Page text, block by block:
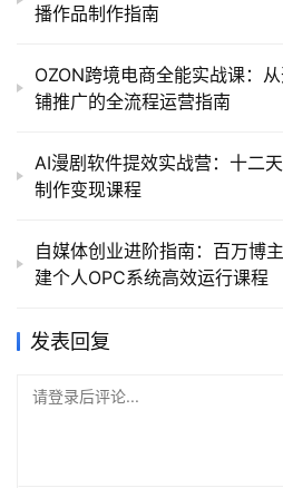
播作品制作指南
OZON跨境电商全能实战课：
铺推广的全流程运营指南
AI漫剧软件提效实战营：十二
制作变现课程
自媒体创业进阶指南：百万博
建个人OPC系统高效运行课程
发表回复
请登录后评论...